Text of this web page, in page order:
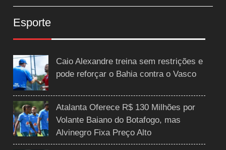
Esporte
Caio Alexandre treina sem restrições e
pode reforçar o Bahia contra o Vasco
Atalanta Oferece R$ 130 Milhões por
Volante Baiano do Botafogo, mas
Alvinegro Fixa Preço Alto